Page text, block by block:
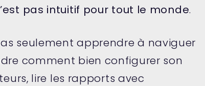
pas intuitif pour tout le monde.
seulement apprendre à naviguer
comment bien configurer son
lire les rapports avec